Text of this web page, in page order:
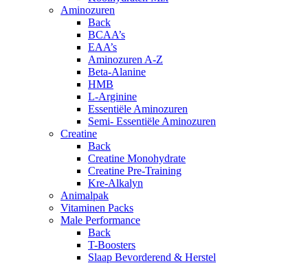
Aminozuren
Back
BCAA’s
EAA’s
Aminozuren A-Z
Beta-Alanine
HMB
L-Arginine
Essentiële Aminozuren
Semi- Essentiële Aminozuren
Creatine
Back
Creatine Monohydrate
Creatine Pre-Training
Kre-Alkalyn
Animalpak
Vitaminen Packs
Male Performance
Back
T-Boosters
Slaap Bevorderend & Herstel